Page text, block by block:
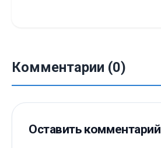
Комментарии (0)
Оставить комментарий